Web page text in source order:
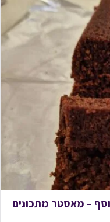
– מאסטר מתכונים